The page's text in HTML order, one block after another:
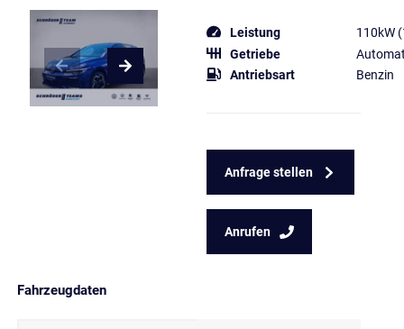
Leistung
110kW
Getriebe
Antriebsart
Benzin
Anfrage stellen
Anrufen
Fahrzeugdaten